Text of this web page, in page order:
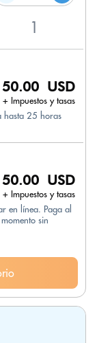
50.00 USD
+ Impuestos y tasas
hasta 25 horas
50.00 USD
+ Impuestos y tasas
en línea. Paga al
sin